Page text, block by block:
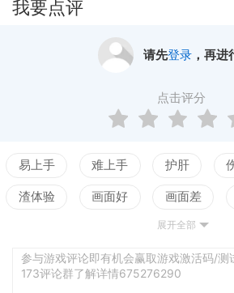
游戏中既包含了玩家为争夺资源的
势力之间气势恢宏的大型会战;各类
他们特有的武将技能, 会使您的势
砥柱的作用;在征战过程中所取得的
使您成为手握大权, 号令天下的强大
我要点评
请先登录，再进
点击评分
易上手 难上手 护肝
渣体验 画面好 画面差
测试
展开全部
参与游戏评论即有机会赢取游戏激活码/测
173评论群了解详情675276290